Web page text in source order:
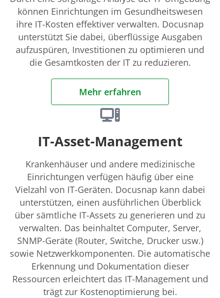
können Einrichtungen im Gesundheitswesen
ihre IT-Kosten effektiver verwalten. Docusnap
unterstützt Sie dabei, überflüssige Ausgaben
aufzuspüren, Investitionen zu optimieren und
die Gesamtkosten der IT zu reduzieren.
Mehr erfahren
IT-Asset-Management
Krankenhäuser und andere medizinische
Einrichtungen verfügen häufig über eine
Vielzahl von IT-Geräten. Docusnap kann dabei
unterstützen, einen ausführlichen Überblick
über sämtliche IT-Assets zu generieren und zu
verwalten. Das beinhaltet Computer, Server,
SNMP-Geräte (Router, Switche, Drucker usw.)
sowie Netzwerkkomponenten. Die automatische
Erkennung und Dokumentation dieser
Ressourcen erleichtert das IT-Management und
trägt zur Kostenoptimierung bei.